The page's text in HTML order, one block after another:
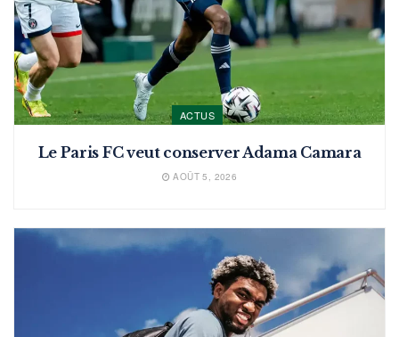
ACTUS
Le Paris FC veut conserver Adama Camara
AOÛT 5, 2026